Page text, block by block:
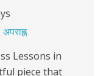
Lessons in
piece that